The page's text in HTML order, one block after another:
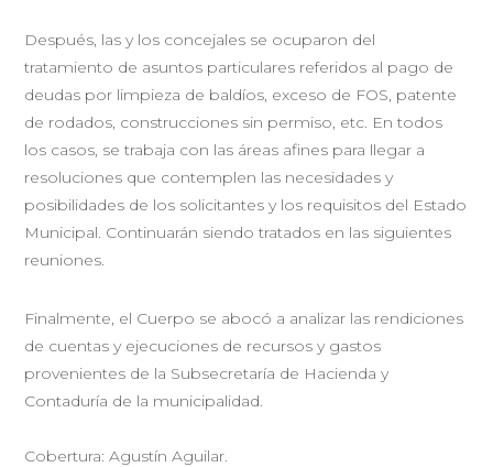
Después, las y los concejales se ocuparon del
tratamiento de asuntos particulares referidos al pago de
deudas por limpieza de baldíos, exceso de FOS, patente
de rodados, construcciones sin permiso, etc. En todos
los casos, se trabaja con las áreas afines para llegar a
resoluciones que contemplen las necesidades y
posibilidades de los solicitantes y los requisitos del Estado
Municipal. Continuarán siendo tratados en las siguientes
reuniones.
Finalmente, el Cuerpo se abocó a analizar las rendiciones
de cuentas y ejecuciones de recursos y gastos
provenientes de la Subsecretaría de Hacienda y
Contaduría de la municipalidad.
Cobertura: Agustín Aguilar.